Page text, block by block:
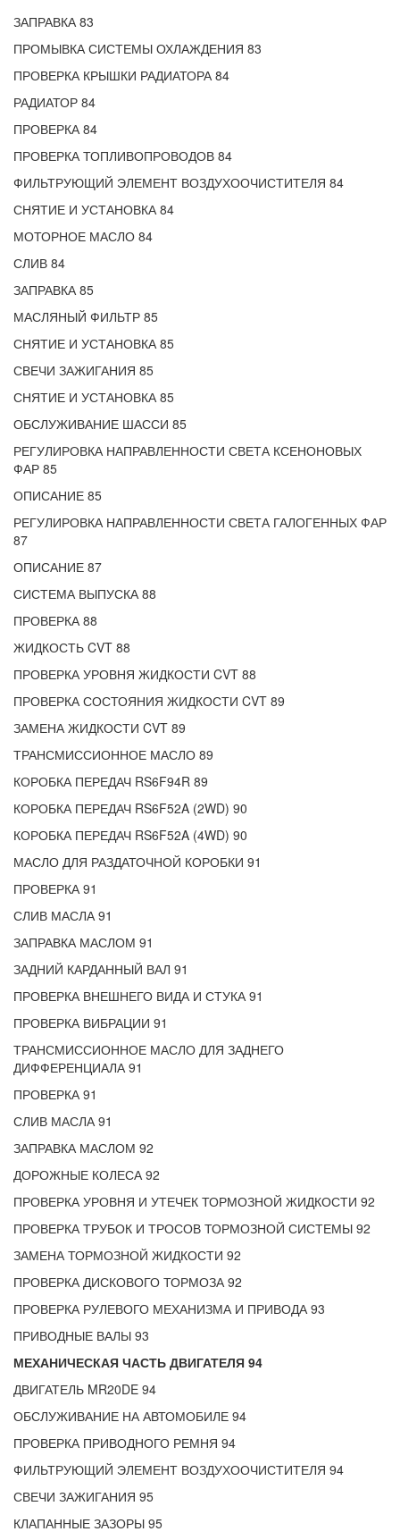
ЗАПРАВКА 83
ПРОМЫВКА СИСТЕМЫ ОХЛАЖДЕНИЯ 83
ПРОВЕРКА КРЫШКИ РАДИАТОРА 84
РАДИАТОР 84
ПРОВЕРКА 84
ПРОВЕРКА ТОПЛИВОПРОВОДОВ 84
ФИЛЬТРУЮЩИЙ ЭЛЕМЕНТ ВОЗДУХООЧИСТИТЕЛЯ 84
СНЯТИЕ И УСТАНОВКА 84
МОТОРНОЕ МАСЛО 84
СЛИВ 84
ЗАПРАВКА 85
МАСЛЯНЫЙ ФИЛЬТР 85
СНЯТИЕ И УСТАНОВКА 85
СВЕЧИ ЗАЖИГАНИЯ 85
СНЯТИЕ И УСТАНОВКА 85
ОБСЛУЖИВАНИЕ ШАССИ 85
РЕГУЛИРОВКА НАПРАВЛЕННОСТИ СВЕТА КСЕНОНОВЫХ
ФАР 85
ОПИСАНИЕ 85
РЕГУЛИРОВКА НАПРАВЛЕННОСТИ СВЕТА ГАЛОГЕННЫХ ФАР
87
ОПИСАНИЕ 87
СИСТЕМА ВЫПУСКА 88
ПРОВЕРКА 88
ЖИДКОСТЬ CVT 88
ПРОВЕРКА УРОВНЯ ЖИДКОСТИ CVT 88
ПРОВЕРКА СОСТОЯНИЯ ЖИДКОСТИ CVT 89
ЗАМЕНА ЖИДКОСТИ CVT 89
ТРАНСМИССИОННОЕ МАСЛО 89
КОРОБКА ПЕРЕДАЧ RS6F94R 89
КОРОБКА ПЕРЕДАЧ RS6F52A (2WD) 90
КОРОБКА ПЕРЕДАЧ RS6F52A (4WD) 90
МАСЛО ДЛЯ РАЗДАТОЧНОЙ КОРОБКИ 91
ПРОВЕРКА 91
СЛИВ МАСЛА 91
ЗАПРАВКА МАСЛОМ 91
ЗАДНИЙ КАРДАННЫЙ ВАЛ 91
ПРОВЕРКА ВНЕШНЕГО ВИДА И СТУКА 91
ПРОВЕРКА ВИБРАЦИИ 91
ТРАНСМИССИОННОЕ МАСЛО ДЛЯ ЗАДНЕГО
ДИФФЕРЕНЦИАЛА 91
ПРОВЕРКА 91
СЛИВ МАСЛА 91
ЗАПРАВКА МАСЛОМ 92
ДОРОЖНЫЕ КОЛЕСА 92
ПРОВЕРКА УРОВНЯ И УТЕЧЕК ТОРМОЗНОЙ ЖИДКОСТИ 92
ПРОВЕРКА ТРУБОК И ТРОСОВ ТОРМОЗНОЙ СИСТЕМЫ 92
ЗАМЕНА ТОРМОЗНОЙ ЖИДКОСТИ 92
ПРОВЕРКА ДИСКОВОГО ТОРМОЗА 92
ПРОВЕРКА РУЛЕВОГО МЕХАНИЗМА И ПРИВОДА 93
ПРИВОДНЫЕ ВАЛЫ 93
МЕХАНИЧЕСКАЯ ЧАСТЬ ДВИГАТЕЛЯ 94
ДВИГАТЕЛЬ MR20DE 94
ОБСЛУЖИВАНИЕ НА АВТОМОБИЛЕ 94
ПРОВЕРКА ПРИВОДНОГО РЕМНЯ 94
ФИЛЬТРУЮЩИЙ ЭЛЕМЕНТ ВОЗДУХООЧИСТИТЕЛЯ 94
СВЕЧИ ЗАЖИГАНИЯ 95
КЛАПАННЫЕ ЗАЗОРЫ 95